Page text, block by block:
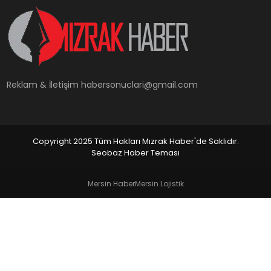
YAŞAM
Reklam & İletişimhabersonuclari@gmail.com
Copyright 2025 Tüm Hakları Mızrak Haber'de Saklıdır.
Seobaz Haber Teması
Mersin HaberMersin Lojistik